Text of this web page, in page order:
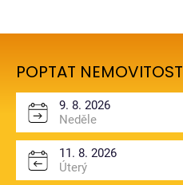
POPTAT NEMOVITOST
9. 8. 2026
Neděle
11. 8. 2026
Úterý